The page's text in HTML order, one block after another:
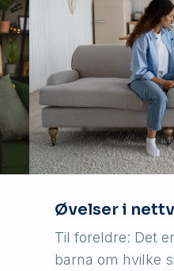
Øvelser i
Til foreldre: Det
barna om hvilke